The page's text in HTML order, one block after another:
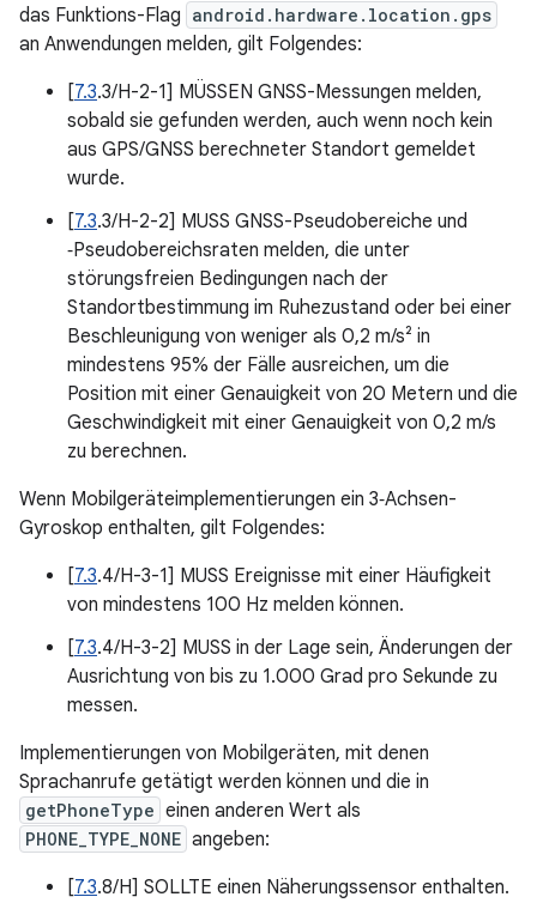
das Funktions-Flag android.hardware.location.gps
an Anwendungen melden, gilt Folgendes:
[7.3.3/H-2-1] MÜSSEN GNSS-Messungen melden,
sobald sie gefunden werden, auch wenn noch kein
aus GPS/GNSS berechneter Standort gemeldet
wurde.
[7.3.3/H-2-2] MUSS GNSS-Pseudobereiche und
‑Pseudobereichsraten melden, die unter
störungsfreien Bedingungen nach der
Standortbestimmung im Ruhezustand oder bei einer
Beschleunigung von weniger als 0,2 m/s² in
mindestens 95% der Fälle ausreichen, um die
Position mit einer Genauigkeit von 20 Metern und die
Geschwindigkeit mit einer Genauigkeit von 0,2 m/s
zu berechnen.
Wenn Mobilgeräteimplementierungen ein 3‑Achsen-
Gyroskop enthalten, gilt Folgendes:
[7.3.4/H-3-1] MUSS Ereignisse mit einer Häufigkeit
von mindestens 100 Hz melden können.
[7.3.4/H-3-2] MUSS in der Lage sein, Änderungen der
Ausrichtung von bis zu 1.000 Grad pro Sekunde zu
messen.
Implementierungen von Mobilgeräten, mit denen
Sprachanrufe getätigt werden können und die in
getPhoneType einen anderen Wert als
PHONE_TYPE_NONE angeben:
[7.3.8/H] SOLLTE einen Näherungssensor enthalten.